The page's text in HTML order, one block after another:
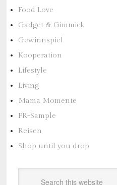
Food Love
Gadget & Gimmick
Gewinnspiel
Kooperation
Lifestyle
Living
Mama Momente
PR-Sample
Reisen
Shop until you drop